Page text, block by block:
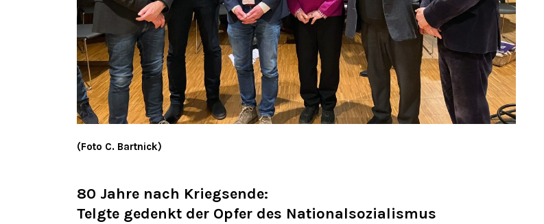
(Foto C. Bartnick)
80 Jahre nach Kriegsende:
Telgte gedenkt der Opfer des Nationalsozialismus